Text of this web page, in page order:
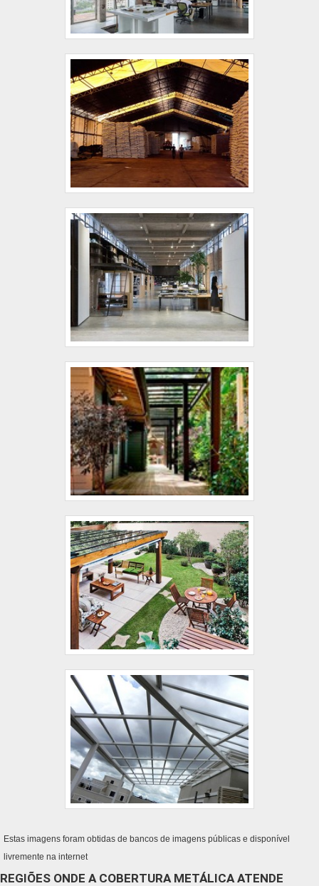
Estas imagens foram obtidas de bancos de imagens públicas e disponível
livremente na internet
REGIÕES ONDE A COBERTURA METÁLICA ATENDE